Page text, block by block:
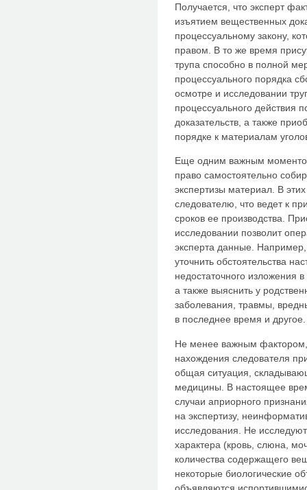
Получается, что эксперт
изъятием вещественных
процессуальному закону,
правом. В то же время
трупа способно в полной
процессуального порядка
осмотре и исследовании
процессуального действия
доказательств, а также
порядке к материалам
Еще одним важным
право самостоятельно
экспертизы материал. В
следователю, что ведет к
сроков ее производства.
исследовании позволит
эксперта данные.
уточнить обстоятельства
недостаточного изложения
а также выяснить у
заболевания, травмы,
в последнее время и другое.
Не менее важным
нахождения следователя
общая ситуация,
медицины. В настоящее
случаи априорного
на экспертизу,
исследования. Не
характера (кровь, слюна,
количества содержащего
некоторые биологические